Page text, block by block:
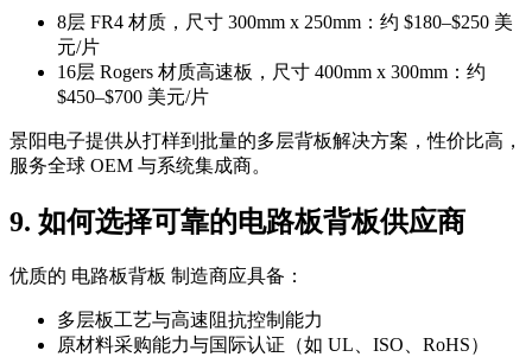
8层 FR4 材质，尺寸 300mm x 250mm：约 $180–$250 美
元/片
16层 Rogers 材质高速板，尺寸 400mm x 300mm：约
$450–$700 美元/片
景阳电子提供从打样到批量的多层背板解决方案，性价比高，
服务全球 OEM 与系统集成商。
9. 如何选择可靠的电路板背板供应商
优质的 电路板背板 制造商应具备：
多层板工艺与高速阻抗控制能力
原材料采购能力与国际认证（如 UL、ISO、RoHS）